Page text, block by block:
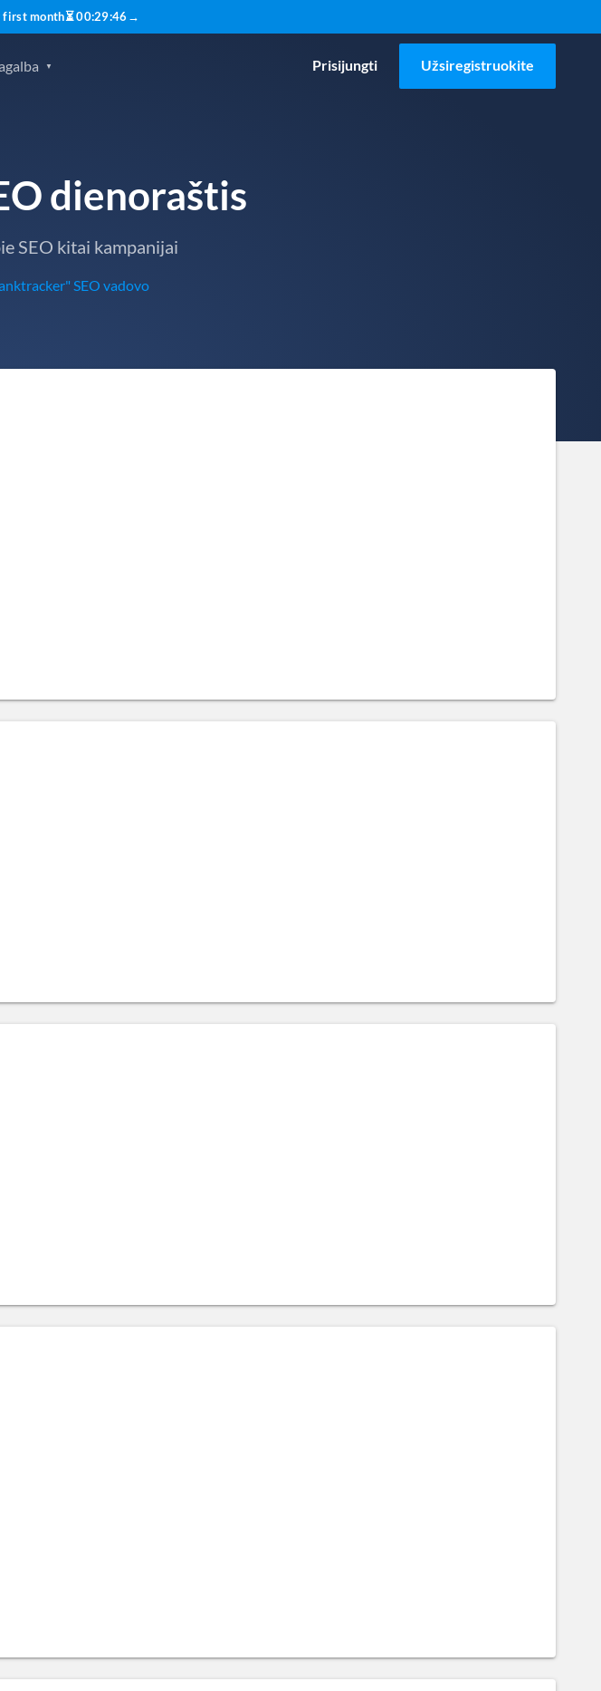
first month⏳00:29:45 →
Prisijungti Užsiregistruokite
dienoraštis
SEO kitai kampanijai
SEO vadovo